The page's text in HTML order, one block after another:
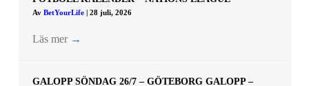
Av BetYourLife 28 juli, 2026
Läs mer →
GALOPP SÖNDAG 26/7 – GÖTEBORG GALOPP –